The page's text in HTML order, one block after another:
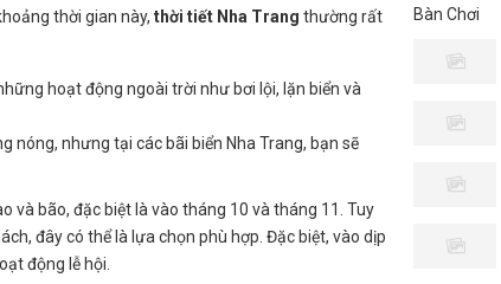
thời gian này, thời tiết Nha Trang thường rất
hoạt động ngoài trời như bơi lội, lặn biển và
nóng, nhưng tại các bãi biển Nha Trang, bạn sẽ
và bão, đặc biệt là vào tháng 10 và tháng 11. Tuy
đây có thể là lựa chọn phù hợp. Đặc biệt, vào dịp
động lễ hội.
Bàn Chơi